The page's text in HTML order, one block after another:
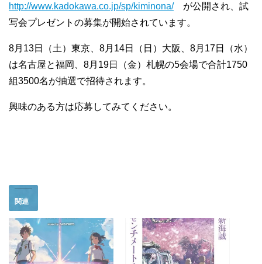
http://www.kadokawa.co.jp/sp/kiminona/が公開され、試
写会プレゼントの募集が開始されています。
8月13日（土）東京、8月14日（日）大阪、8月17日（水）
は名古屋と福岡、8月19日（金）札幌の5会場で合計1750
組3500名が抽選で招待されます。
興味のある方は応募してみてください。
関連